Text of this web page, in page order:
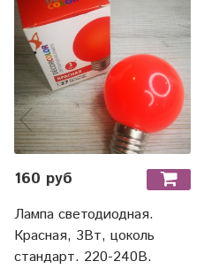
160 руб
Лампа светодиодная.
Красная, 3Вт, цоколь
стандарт. 220-240В.